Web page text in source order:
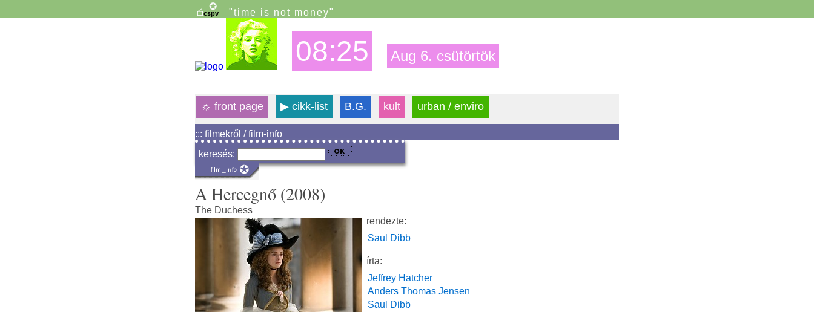
"time is not money"
08:25 Aug 6. csütörtök
☼ front page ▶ cikk-list B.G. kult urban / enviro
::: filmekről / film-info
keresés:
A Hercegnő (2008)
The Duchess
rendezte:
Saul Dibb
írta:
Jeffrey Hatcher
Anders Thomas Jensen
Saul Dibb